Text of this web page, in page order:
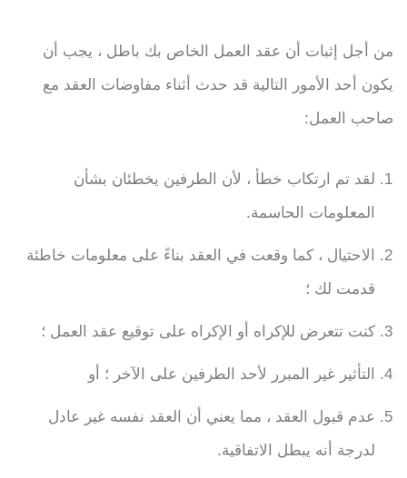
من أجل إثبات أن عقد العمل الخاص بك باطل ، يجب أن
يكون أحد الأمور التالية قد حدث أثناء مفاوضات العقد مع
صاحب العمل:
لقد تم ارتكاب خطأ ، لأن الطرفين يخطئان بشأن
المعلومات الحاسمة.
الاحتيال ، كما وقعت في العقد بناءً على معلومات خاطئة
قدمت لك ؛
كنت تتعرض للإكراه أو الإكراه على توقيع عقد العمل ؛
التأثير غير المبرر لأحد الطرفين على الآخر ؛ أو
عدم قبول العقد ، مما يعني أن العقد نفسه غير عادل
لدرجة أنه يبطل الاتفاقية.